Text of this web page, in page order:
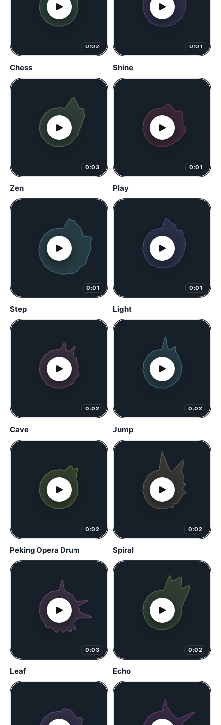
0:02
Chess
0:01
Shine
0:03
Zen
0:01
Play
0:01
Step
0:01
Light
0:02
Cave
0:02
Jump
0:02
Peking Opera Drum
0:02
Spiral
0:03
Leaf
0:02
Echo